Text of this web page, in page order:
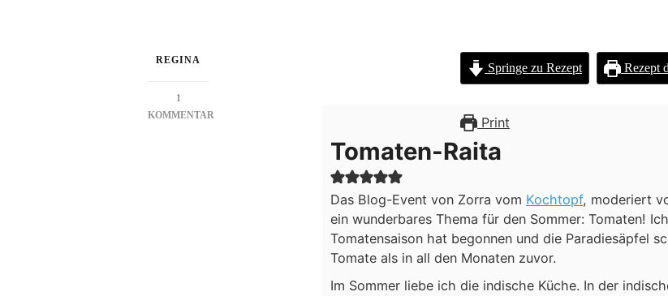
REGINA
1
KOMMENTAR
Springe zu Rezept Rezept
Print
Tomaten-Raita
Das Blog-Event von Zorra vom Kochtopf, moderiert
ein wunderbares Thema für den Sommer: Tomaten!
Tomatensaison hat begonnen und die Paradiesäpfel
Tomate als in all den Monaten zuvor.
Im Sommer liebe ich die indische Küche. In der